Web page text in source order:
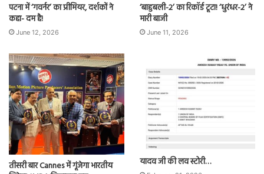
पटना में ‘गवर्नर’ का प्रीमियर, दर्शकों ने
कहा- दम है!
June 12, 2026
‘बाहुबली-2’ का रिकॉर्ड टूटा! ‘धुरंधर-2’ ने
मारी बाजी
June 11, 2026
तीसरी बार Cannes में गूंजेगा भारतीय
यादव जी की लव स्टोरी…